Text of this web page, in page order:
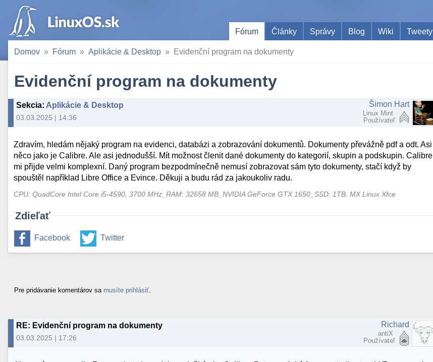
Fórum
Články Správy Blog Wiki Tweety
Domov Fórum Aplikácie & Desktop Evidenční program na dokumenty
Evidenční program na dokumenty
Sekcia: Aplikácie & Desktop
03.03.2025 | 14:36
Šimon Hart
Linux Mint
Používateľ
Zdravím, hledám nějaký program na evidenci, databázi a zobrazování dokumentů. Dokumenty převážně pdf a odt. Asi
něco jako je Calibre. Ale asi jednodušší. Mít možnost členit dané dokumenty do kategorií, skupin a podskupin. Calibre
mi přijde velmi komplexní. Daný program bezpodmínečně nemusí zobrazovat sám tyto dokumenty, stačí když by
spouštěl například Libre Office a Evince. Děkuji a budu rád za jakoukoliv radu.
CPU: QuadCore Intel Core i5-4590, 3700 MHz_RAM: 32658 MB_NVIDIA GeForce GTX 1650_SSD: 1TB. MX Linux Xfce
Zdieľať
Facebook Twitter
Pre pridávanie komentárov sa musíte prihlásiť
RE: Evidenční program na dokumenty
03.03.2025 | 17:26
Richard
antiX
Používateľ